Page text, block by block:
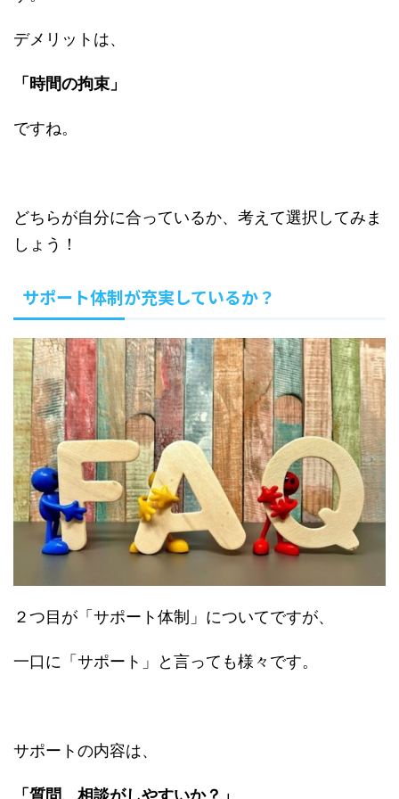
デメリットは、
「時間の拘束」
ですね。
どちらが自分に合っているか、考えて選択してみま
しょう！
サポート体制が充実しているか？
２つ目が「サポート体制」についてですが、
一口に「サポート」と言っても様々です。
サポートの内容は、
「質問、相談がしやすいか？」